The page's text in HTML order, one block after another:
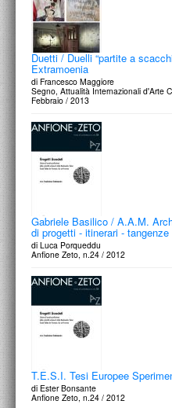
Duetti / Duelli “partite a
Extramoenia
di Francesco Maggiore
Segno, Attualità Internazionali d'Arte
Febbraio / 2013
Gabriele Basilico / A.A.M.
di progetti - itinerari - tangenze
di Luca Porqueddu
Anfione Zeto, n.24 / 2012
T.E.S.I. Tesi Europee
di Ester Bonsante
Anfione Zeto, n.24 / 2012